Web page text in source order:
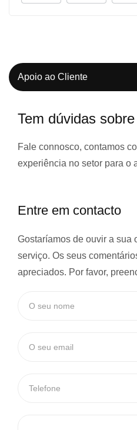
Apoio ao Cliente
Tem dúvidas
Fale connosco, contamos
experiência no setor para o
Entre em contacto
Gostaríamos de ouvir a sua
serviço. Os seus
apreciados. Por favor,